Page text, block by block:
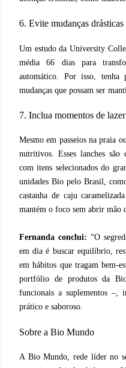
6. Evite mudanças drásticas
Um estudo da University
média 66 dias para
automático. Por isso, tenha
mudanças que possam ser
7. Inclua momentos de
Mesmo em passeios na praia
nutritivos. Esses lanches são
com itens selecionados do
unidades Bio pelo Brasil,
castanha de caju
mantém o foco sem abrir mão
Fernanda conclui: “O
em dia é buscar equilíbrio,
em hábitos que tragam bem-
portfólio de produtos da
funcionais a suplementos –,
prático e saboroso.
Sobre a Bio Mundo
A Bio Mundo, rede líder no